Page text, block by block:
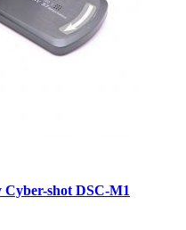
shot DSC-M1